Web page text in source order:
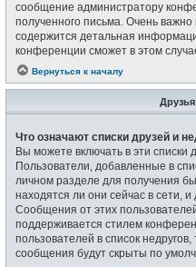
сообщение администратору
полученного письма. Очень важно
содержится детальная
конференции сможет в этом
Вернуться к началу
Что означают списки друзей и
Вы можете включать в эти списки
Пользователи, добавленные в
личном разделе для получения
находятся ли они сейчас в сети,
Сообщения от этих
поддерживается стилем
пользователей в список
сообщения будут скрыты по